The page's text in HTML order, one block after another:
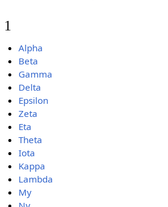
1
Alpha
Beta
Gamma
Delta
Epsilon
Zeta
Eta
Theta
Iota
Kappa
Lambda
My